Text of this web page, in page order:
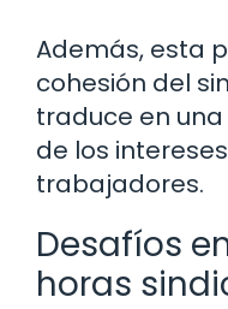
Además, esta
cohesión del
traduce en
de los
trabajadores.
Desafíos
horas